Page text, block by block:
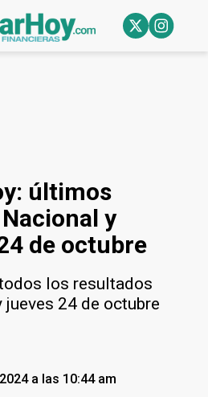
últimos
y
de octubre
los resultados
jueves 24 de octubre
a las 10:44 am